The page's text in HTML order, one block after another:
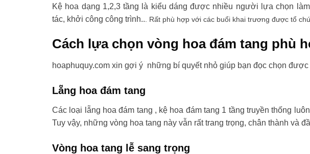
Kệ hoa dạng 1,2,3 tầng là kiểu dáng được nhiều người lựa chọn
tác, khởi công công trình.. . Rất phù hợp với các buổi khai trương được tổ
Cách lựa chọn vòng hoa đám tang phù
hoaphuquy.com xin gợi ý những bí quyết nhỏ giúp bạn đọc chọn
Lẵng hoa đám tang
Các loại lẵng hoa đám tang , kệ hoa đám tang 1 tầng truyền thống
Tuy vậy, những vòng hoa tang này vẫn rất trang trọng, chân thành và
Vòng hoa tang lễ sang trọng